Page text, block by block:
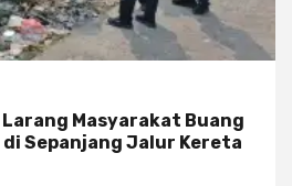
Larang Masyarakat Buang
di Sepanjang Jalur Kereta